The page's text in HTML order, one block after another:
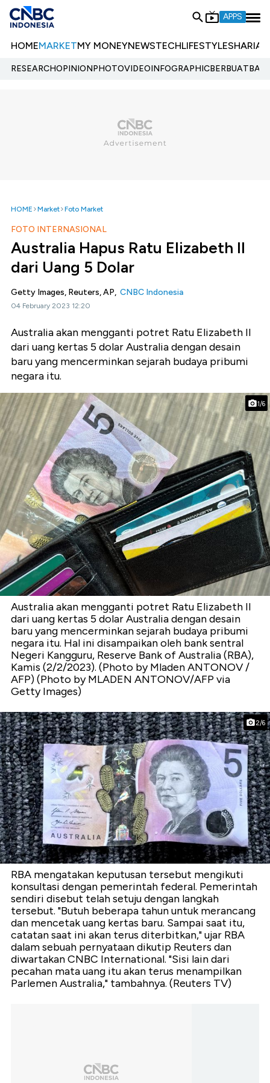
APPS
HOMEMARKETMY MONEYNEWSTECHLIFESTYLESHARIA
RESEARCHOPINIONPHOTOVIDEOINFOGRAPHIC
HOME Market Foto Market
FOTO INTERNASIONAL
Australia Hapus Ratu Elizabeth II
dari Uang 5 Dolar
Getty Images, Reuters, AP, CNBC Indonesia
04 February 2023 12:20
Australia akan mengganti potret Ratu Elizabeth II
dari uang kertas 5 dolar Australia dengan desain
baru yang mencerminkan sejarah budaya pribumi
negara itu.
1/6
Australia akan mengganti potret Ratu Elizabeth II
dari uang kertas 5 dolar Australia dengan desain
baru yang mencerminkan sejarah budaya pribumi
negara itu. Hal ini disampaikan oleh bank sentral
Negeri Kangguru, Reserve Bank of Australia (RBA),
Kamis (2/2/2023). (Photo by Mladen ANTONOV /
AFP) (Photo by MLADEN ANTONOV/AFP via
Getty Images)
2/6
RBA mengatakan keputusan tersebut mengikuti
konsultasi dengan pemerintah federal. Pemerintah
sendiri disebut telah setuju dengan langkah
tersebut. "Butuh beberapa tahun untuk merancang
dan mencetak uang kertas baru. Sampai saat itu,
catatan saat ini akan terus diterbitkan," ujar RBA
dalam sebuah pernyataan dikutip Reuters dan
diwartakan CNBC International. "Sisi lain dari
pecahan mata uang itu akan terus menampilkan
Parlemen Australia," tambahnya. (Reuters TV)